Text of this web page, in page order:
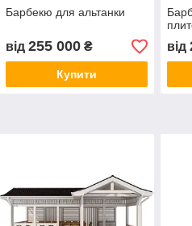
Барбекю для альтанки
від 255 000₴
Купити
від